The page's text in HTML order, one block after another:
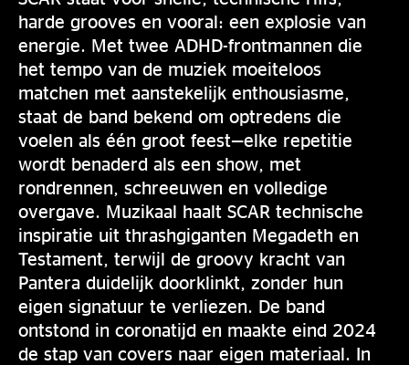
harde grooves en vooral: een explosie van
energie. Met twee ADHD-frontmannen die
het tempo van de muziek moeiteloos
matchen met aanstekelijk enthousiasme,
staat de band bekend om optredens die
voelen als één groot feest—elke repetitie
wordt benaderd als een show, met
rondrennen, schreeuwen en volledige
overgave. Muzikaal haalt SCAR technische
inspiratie uit thrashgiganten Megadeth en
Testament, terwijl de groovy kracht van
Pantera duidelijk doorklinkt, zonder hun
eigen signatuur te verliezen. De band
ontstond in coronatijd en maakte eind 2024
de stap van covers naar eigen materiaal. In